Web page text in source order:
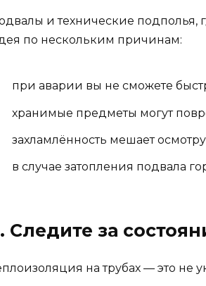
и технические подполья,
по нескольким причинам:
при аварии вы не сможете
хранимые предметы могут
захламлённость мешает
в случае затопления подвала
Следите за
на трубах — это не